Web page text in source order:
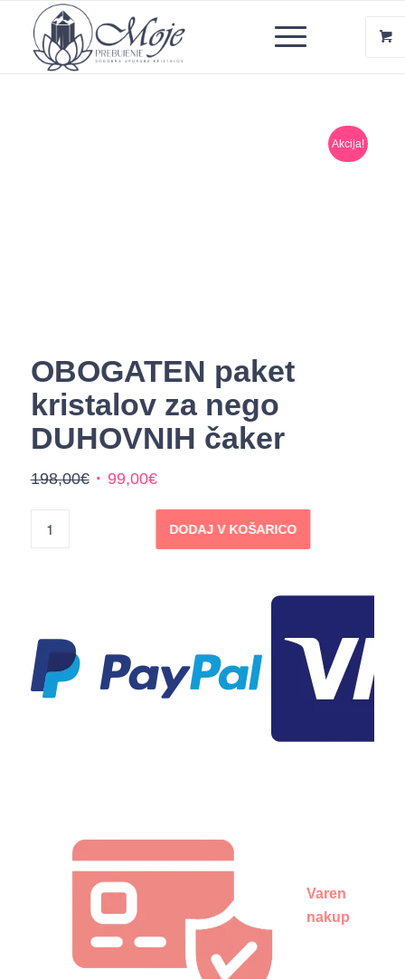
Akcija!
OBOGATEN paket
kristalov za nego
DUHOVNIH čaker
198,00€ Izvirna
99,00€Trenutna
je:DODAJ V KOŠARICO
Varen
nakup